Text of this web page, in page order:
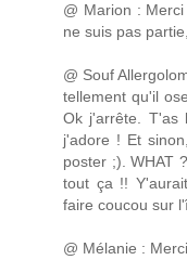
@ Marion :
ne suis pas
@ Souf
tellement qu'il
Ok j'arrête. T'as
j'adore ! Et
poster ;). WHAT
tout ça !!
faire coucou sur
@ Mélanie :